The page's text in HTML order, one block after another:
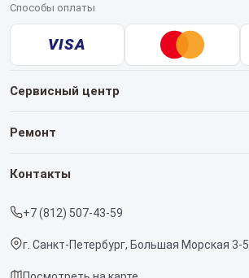
Способы оплаты
VISA
Сервисный центр
О нашем сервисе
Срочный ремонт
Доставка и способы оплаты
Ремонт
Роботов-пылесосов
Контакты
+7 (812) 507-43-59
г. Санкт-Петербург, Большая Морская 3-5